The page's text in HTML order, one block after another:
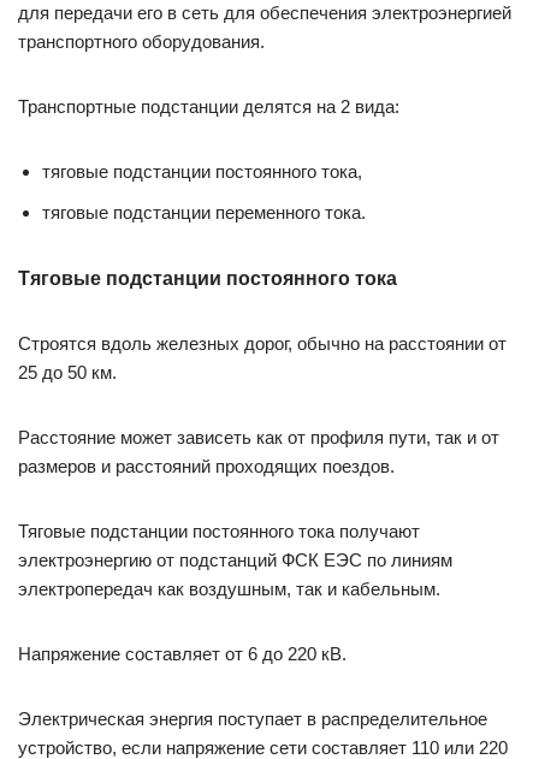
для передачи его в сеть для обеспечения электроэнергией
транспортного оборудования.
Транспортные подстанции делятся на 2 вида:
тяговые подстанции постоянного тока,
тяговые подстанции переменного тока.
Тяговые подстанции постоянного тока
Строятся вдоль железных дорог, обычно на расстоянии от
25 до 50 км.
Расстояние может зависеть как от профиля пути, так и от
размеров и расстояний проходящих поездов.
Тяговые подстанции постоянного тока получают
электроэнергию от подстанций ФСК ЕЭС по линиям
электропередач как воздушным, так и кабельным.
Напряжение составляет от 6 до 220 кВ.
Электрическая энергия поступает в распределительное
устройство, если напряжение сети составляет 110 или 220